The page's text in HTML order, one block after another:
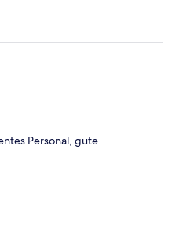
Personal, gute